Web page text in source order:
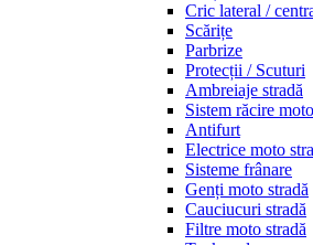
Cric lateral /
Scărițe
Parbrize
Protecții / Scuturi
Ambreiaje stradă
Sistem răcire
Antifurt
Electrice moto
Sisteme frânare
Genți moto stradă
Cauciucuri stradă
Filtre moto stradă